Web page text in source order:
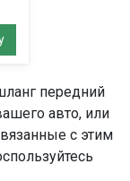
передний
авто, или
с этим